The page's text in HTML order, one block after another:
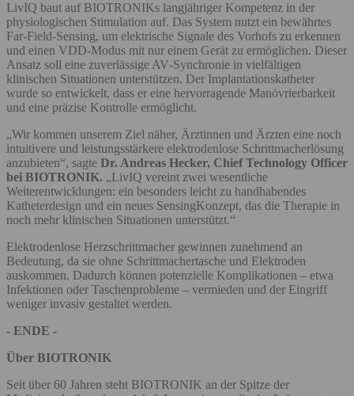
LivIQ baut auf BIOTRONIKs langjähriger Kompetenz in der
physiologischen Stimulation auf. Das System nutzt ein bewährtes
Far‑Field‑Sensing, um elektrische Signale des Vorhofs zu erkennen
und einen VDD‑Modus mit nur einem Gerät zu ermöglichen. Dieser
Ansatz soll eine zuverlässige AV‑Synchronie in vielfältigen
klinischen Situationen unterstützen. Der Implantationskatheter
wurde so entwickelt, dass er eine hervorragende Manövrierbarkeit
und eine präzise Kontrolle ermöglicht.
„Wir kommen unserem Ziel näher, Ärztinnen und Ärzten eine noch
intuitivere und leistungsstärkere elektrodenlose Schrittmacherlösung
anzubieten“, sagte Dr. Andreas Hecker, Chief Technology Officer
bei BIOTRONIK. „LivIQ vereint zwei wesentliche
Weiterentwicklungen: ein besonders leicht zu handhabendes
Katheterdesign und ein neues SensingKonzept, das die Therapie in
noch mehr klinischen Situationen unterstützt.“
Elektrodenlose Herzschrittmacher gewinnen zunehmend an
Bedeutung, da sie ohne Schrittmachertasche und Elektroden
auskommen. Dadurch können potenzielle Komplikationen – etwa
Infektionen oder Taschenprobleme – vermieden und der Eingriff
weniger invasiv gestaltet werden.
- ENDE -
Über BIOTRONIK
Seit über 60 Jahren steht BIOTRONIK an der Spitze der